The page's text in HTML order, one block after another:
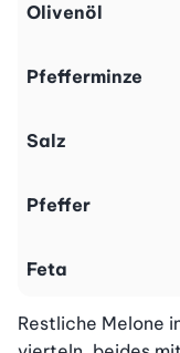
Olivenöl
Pfefferminze
Salz
Pfeffer
Feta
Restliche Melone